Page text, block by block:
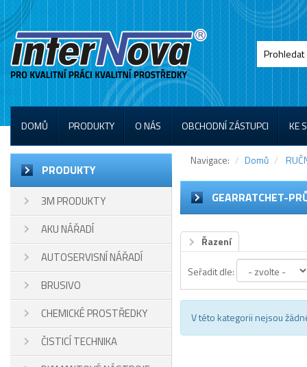
DOMŮ PRODUKTY O NÁS OBCHODNÍ ZÁSTUPCI KE
PRODUKTY
3M PRODUKTY
AKU NÁŘADÍ
AUTOSERVISNÍ NÁŘADÍ
BRUSIVO
CHEMICKÉ PROSTŘEDKY
ČISTICÍ TECHNIKA
Navigace: Domů
GEARRATCHET-
Řazení
Seřadit dle:
V této kategorii nejsou